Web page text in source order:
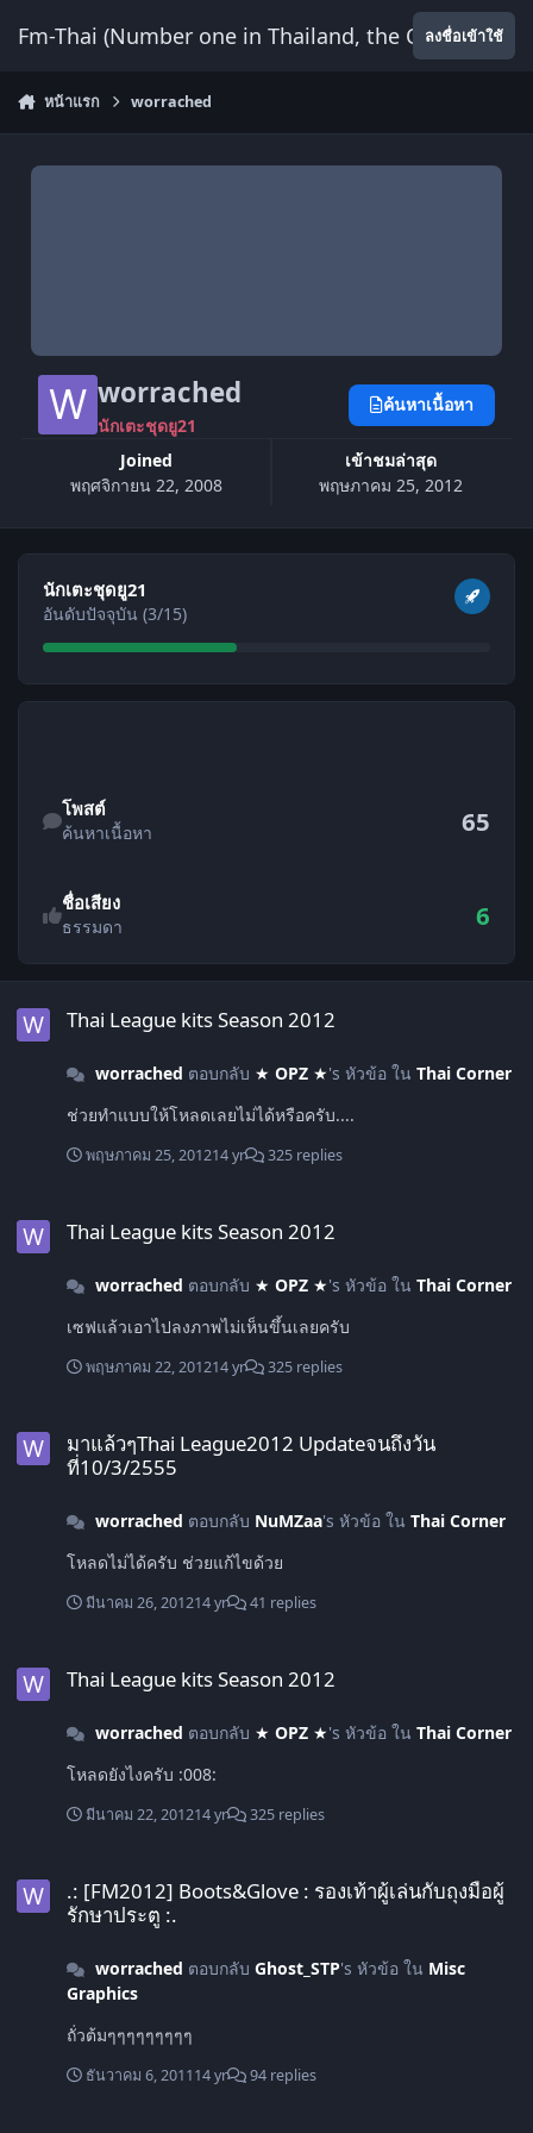
Fm-Thai (Number one in Thailand, the Onlyลงชื่อเข้าใช้
หน้าแรก worrached
worrached
นักเตะชุดยู21
Joined
พฤศจิกายน 22, 2008
เข้าชมล่าสุด
พฤษภาคม 25, 2012
ค้นหาเนื้อหา
ดูทั้งหมด
นักเตะชุดยู21
อันดับปัจจุบัน (3/15)
โพสต์
ค้นหาเนื้อหา 65
ชื่อเสียง
ธรรมดา 6
Thai League kits Season 2012
worrached ตอบกลับ ★ OPZ ★'s หัวข้อ ใน Thai Corner
ช่วยทำแบบให้โหลดเลยไม่ได้หรือครับ....
พฤษภาคม 25, 201214 yr 325 replies
Thai League kits Season 2012
worrached ตอบกลับ ★ OPZ ★'s หัวข้อ ใน Thai Corner
เซฟแล้วเอาไปลงภาพไม่เห็นขึ้นเลยครับ
พฤษภาคม 22, 201214 yr 325 replies
มาแล้วๆThai League2012 Updateจนถึงวัน
ที่10/3/2555
worrached ตอบกลับ NuMZaa's หัวข้อ ใน Thai Corner
โหลดไม่ได้ครับ ช่วยแก้ไขด้วย
มีนาคม 26, 201214 yr 41 replies
Thai League kits Season 2012
worrached ตอบกลับ ★ OPZ ★'s หัวข้อ ใน Thai Corner
โหลดยังไงครับ :008:
มีนาคม 22, 201214 yr 325 replies
.: [FM2012] Boots&Glove : รองเท้าผู้เล่นกับถุงมือผู้
รักษาประตู :.
worrached ตอบกลับ Ghost_STP's หัวข้อ ใน Misc
Graphics
ถั่วต้มๆๆๆๆๆๆๆๆๆ
ธันวาคม 6, 201114 yr 94 replies